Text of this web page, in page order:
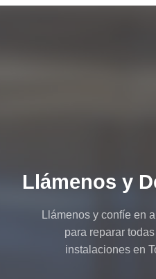
Llámenos y
Llámenos y confíe en
para reparar
instalaciones en